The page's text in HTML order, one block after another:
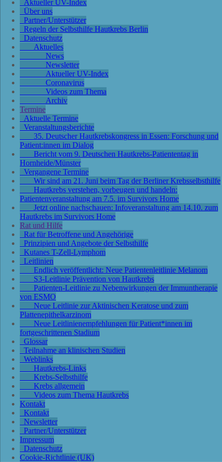
Aktueller UV-Index
Über uns
Partner/Unterstützer
Regeln der Selbsthilfe Hautkrebs Berlin
Datenschutz
Aktuelles
News
Newsletter
Aktueller UV-Index
Coronavirus
Videos zum Thema
Archiv
Termine
Aktuelle Termine
Veranstaltungsberichte
35. Deutscher Hautkrebskongress in Essen: Forschung und
Patient:innen im Dialog
Bericht vom 9. Deutschen Hautkrebs-Patiententag in
Hornheide/Münster
Vergangene Termine
Wir sind am 21. Juni beim Tag der Berliner Krebsselbsthilfe
Hautkrebs verstehen, vorbeugen und handeln:
Patientenveranstaltung am 7.5. im Survivors Home
Jetzt online nachschauen: Infoveranstaltung am 14.10. zum
Hautkrebs im Survivors Home
Rat und Hilfe
Rat für Betroffene und Angehörige
Prinzipien und Angebote der Selbsthilfe
Kutanes T-Zell-Lymphom
Leitlinien
Endlich veröffentlicht: Neue Patientenleitlinie Melanom
S3-Leitlinie Prävention von Hautkrebs
Patienten-Leitlinie zu Nebenwirkungen der Immuntherapie
von ESMO
Neue Leitlinie zur Aktinischen Keratose und zum
Plattenepithelkarzinom
Neue Leitlinienempfehlungen für Patient*innen im
fortgeschrittenen Stadium
Glossar
Teilnahme an klinischen Studien
Weblinks
Hautkrebs-Links
Krebs-Selbsthilfe
Krebs allgemein
Videos zum Thema Hautkrebs
Kontakt
Kontakt
Newsletter
Partner/Unterstützer
Impressum
Datenschutz
Cookie-Richtlinie (UK)